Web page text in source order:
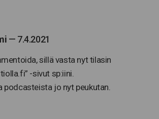
— 7.4.2021
sillä vasta nyt tilasin
-sivut sp:iini.
podcasteista jo nyt peukutan.